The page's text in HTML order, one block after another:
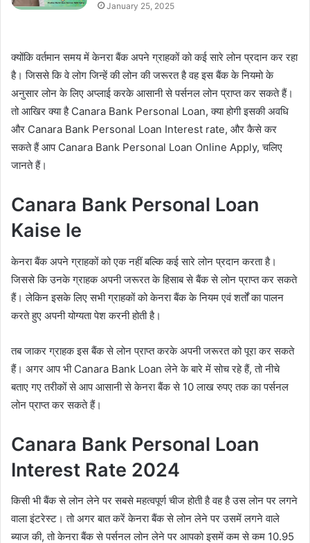
January 25, 2025
क्योंकि वर्तमान समय में केनरा बैंक अपने ग्राहकों को कई सारे लोन प्रदान कर रहा
है। जिससे कि वे लोग जिन्हें की लोन की जरूरत है वह इस बैंक के नियमो के
अनुसार लोन के लिए अप्लाई करके आसानी से पर्सनल लोन प्राप्त कर सकते हैं।
तो आखिर क्या है Canara Bank Personal Loan, क्या होगी इसकी अवधि
और Canara Bank Personal Loan Interest rate, और कैसे कर
सकते हैं आप Canara Bank Personal Loan Online Apply, चलिए
जानते हैं।
Canara Bank Personal Loan
Kaise le
केनरा बैंक अपने ग्राहकों को एक नहीं बल्कि कई सारे लोन प्रदान करता है।
जिससे कि उनके ग्राहक अपनी जरूरत के हिसाब से बैंक से लोन प्राप्त कर सकते
हैं। लेकिन इसके लिए सभी ग्राहकों को केनरा बैंक के नियम एवं शर्तों का पालन
करते हुए अपनी योग्यता पेश करनी होती है।
तब जाकर ग्राहक इस बैंक से लोन प्राप्त करके अपनी जरूरत को पूरा कर सकते
हैं। अगर आप भी Canara Bank Loan लेने के बारे में सोच रहे हैं, तो नीचे
बताए गए तरीकों से आप आसानी से केनरा बैंक से 10 लाख रुपए तक का पर्सनल
लोन प्राप्त कर सकते हैं।
Canara Bank Personal Loan
Interest Rate 2024
किसी भी बैंक से लोन लेने पर सबसे महत्वपूर्ण चीज होती है वह है उस लोन पर लगने
वाला इंटरेस्ट। तो अगर बात करें केनरा बैंक से लोन लेने पर उसमें लगने वाले
ब्याज की, तो केनरा बैंक से पर्सनल लोन लेने पर आपको इसमें कम से कम 10.95